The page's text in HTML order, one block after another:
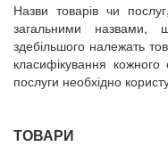
Назви товарів чи
загальними назвами,
здебільшого належать
класифікування
послуги необхідно
ТОВАРИ